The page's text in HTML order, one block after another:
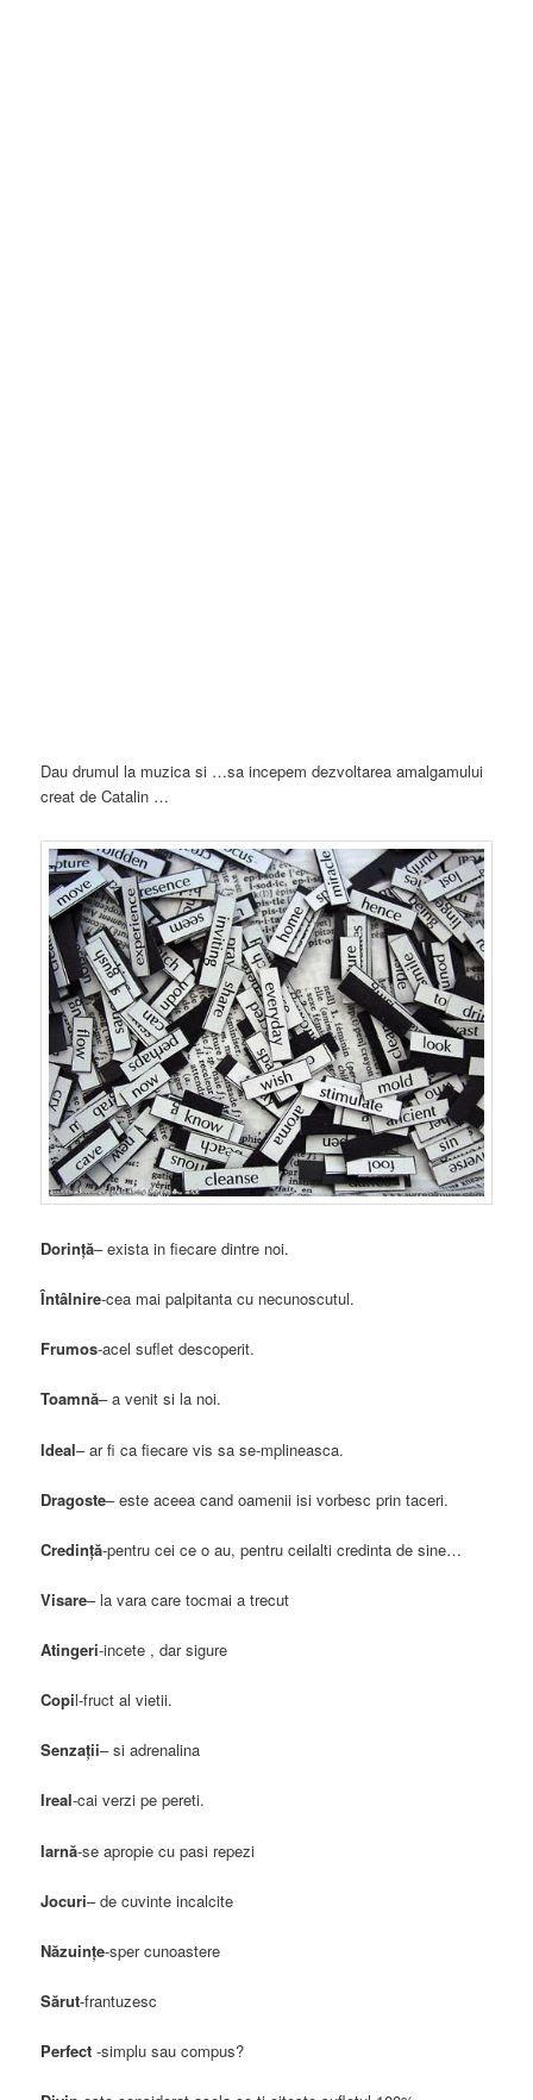
Dau drumul la muzica si …sa incepem dezvoltarea amalgamului
creat de Catalin …
Dorinţă– exista in fiecare dintre noi.
Întâlnire-cea mai palpitanta cu necunoscutul.
Frumos-acel suflet descoperit.
Toamnă– a venit si la noi.
Ideal– ar fi ca fiecare vis sa se-mplineasca.
Dragoste– este aceea cand oamenii isi vorbesc prin taceri.
Credinţă-pentru cei ce o au, pentru ceilalti credinta de sine…
Visare– la vara care tocmai a trecut
Atingeri-incete , dar sigure
Copil-fruct al vietii.
Senzaţii– si adrenalina
Ireal-cai verzi pe pereti.
Iarnă-se apropie cu pasi repezi
Jocuri– de cuvinte incalcite
Năzuinţe-sper cunoastere
Sărut-frantuzesc
Perfect -simplu sau compus?